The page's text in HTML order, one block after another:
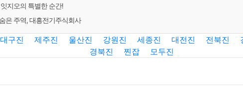
지오의 특별한 순간!
은 주역, 대흥전기주식회사
대구진 제주진 울산진 강원진 세종진 대전진 전북진
경북진
찐잡 모두진